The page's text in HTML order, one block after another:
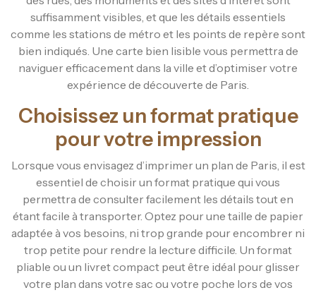
suffisamment visibles, et que les détails essentiels
comme les stations de métro et les points de repère sont
bien indiqués. Une carte bien lisible vous permettra de
naviguer efficacement dans la ville et d’optimiser votre
expérience de découverte de Paris.
Choisissez un format pratique
pour votre impression
Lorsque vous envisagez d’imprimer un plan de Paris, il est
essentiel de choisir un format pratique qui vous
permettra de consulter facilement les détails tout en
étant facile à transporter. Optez pour une taille de papier
adaptée à vos besoins, ni trop grande pour encombrer ni
trop petite pour rendre la lecture difficile. Un format
pliable ou un livret compact peut être idéal pour glisser
votre plan dans votre sac ou votre poche lors de vos